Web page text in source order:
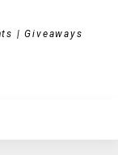
| Giveaways